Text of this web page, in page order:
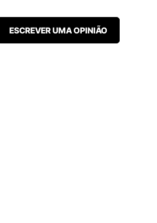
ESCREVER UMA OPINIÃO